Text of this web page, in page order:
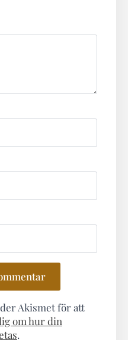
Akismet för att
om hur din
.